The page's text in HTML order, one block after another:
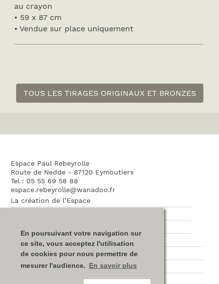
En poursuivant votre navigation sur
ce site, vous acceptez l'utilisation
de cookies pour nous permettre de
mesurer l'audience. En savoir plus
au crayon
• 59 x 87 cm
• Vendue sur place uniquement
TOUS LES TIRAGES ORIGINAUX ET BRONZES
Espace Paul Rebeyrolle
Route de Nedde - 87120 Eymoutiers
Tel : 05 55 69 58 88
espace.rebeyrolle@wanadoo.fr
La création de l’Espace
Nos partenaires
Plan du site
Mentions légales